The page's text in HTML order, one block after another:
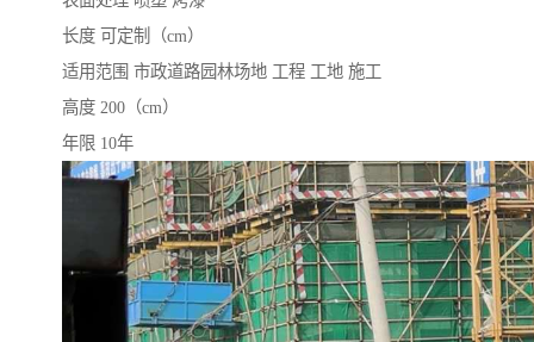
长度 可定制（cm）
适用范围 市政道路园林场地 工程 工地 施工
高度 200（cm）
年限 10年